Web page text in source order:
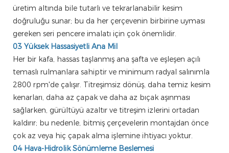
üretim altında bile tutarlı ve tekrarlanabilir kesim
doğruluğu sunar; bu da her çerçevenin birbirine uyması
gereken seri pencere imalatı için çok önemlidir.
03 Yüksek Hassasiyetli Ana Mil
Her bir kafa, hassas taşlanmış ana şafta ve eşleşen açılı
temaslı rulmanlara sahiptir ve minimum radyal salınımla
2800 rpm'de çalışır. Titreşimsiz dönüş, daha temiz kesim
kenarları, daha az çapak ve daha az bıçak aşınması
sağlarken, gürültüyü azaltır ve titreşim izlerini ortadan
kaldırır; bu nedenle, bitmiş çerçevelerin montajdan önce
çok az veya hiç çapak alma işlemine ihtiyacı yoktur.
04 Hava-Hidrolik Sönümleme Beslemesi